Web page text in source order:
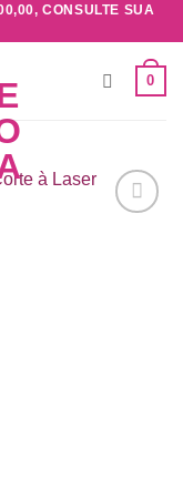
CONSULTE SUA
0